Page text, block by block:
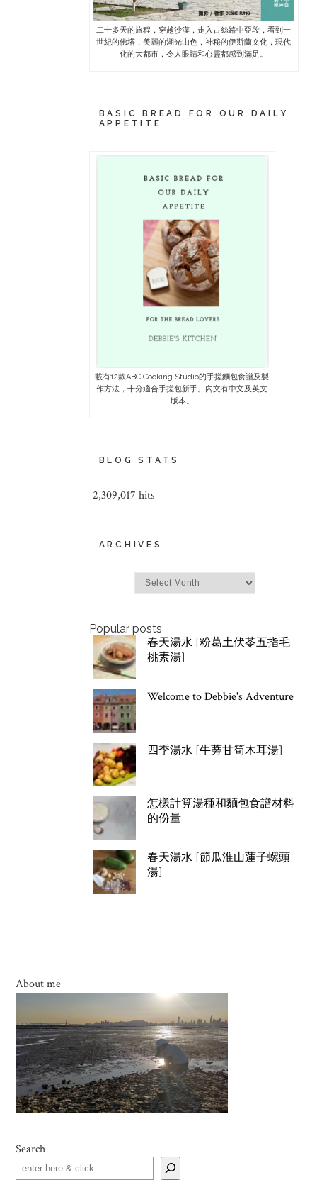
二十多天的旅程，穿越沙漠，走入古絲路中亞段，看到一
世紀的佛塔，美麗的湖光山色，神秘的伊斯蘭文化，現代
化的大都市，令人眼睛和心靈都感到滿足。
BASIC BREAD FOR OUR DAILY
APPETITE
載有12款ABC Cooking Studio的手搓麵包食譜及製
作方法，十分適合手搓包新手。內文有中文及英文
版本。
BLOG STATS
2,309,017 hits
ARCHIVES
Popular posts
春天湯水 [粉葛土伏苓五指毛
桃素湯]
Welcome to Debbie's Adventure
四季湯水 [牛蒡甘筍木耳湯]
怎樣計算湯種和麵包食譜材料
的份量
春天湯水 [節瓜淮山蓮子螺頭
湯]
About me
Search